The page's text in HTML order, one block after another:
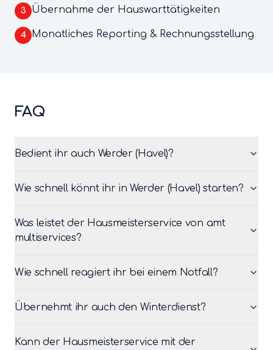
3 Übernahme der Hauswarttätigkeiten
4 Monatliches Reporting & Rechnungsstellung
FAQ
Bedient ihr auch Werder (Havel)?
Wie schnell könnt ihr in Werder (Havel) starten?
Was leistet der Hausmeisterservice von amt
multiservices?
Wie schnell reagiert ihr bei einem Notfall?
Übernehmt ihr auch den Winterdienst?
Kann der Hausmeisterservice mit der